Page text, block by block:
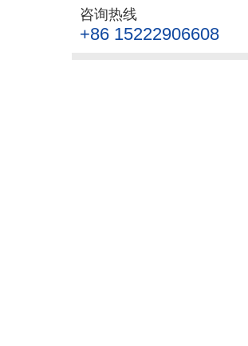
咨询热线
+86 15222906608